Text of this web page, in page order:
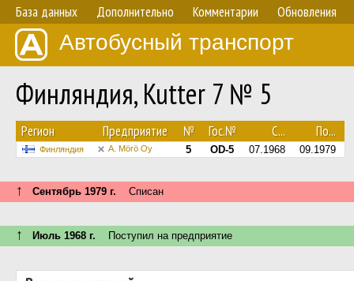
База данных Дополнительно Комментарии Обновления
Автобусный транспорт
Финляндия, Kutter 7 № 5
Регион Предприятие № Гос.№ С... По...
Финляндия A. Mörö Oy 5 OD-5 07.1968 09.1979
↑ Сентябрь 1979 г. Списан
↑ Июль 1968 г. Поступил на предприятие